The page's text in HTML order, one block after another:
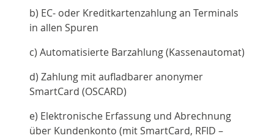
b) EC- oder Kreditkartenzahlung an Terminals
in allen Spuren
c) Automatisierte Barzahlung (Kassenautomat)
d) Zahlung mit aufladbarer anonymer
SmartCard (OSCARD)
e) Elektronische Erfassung und Abrechnung
über Kundenkonto (mit SmartCard, RFID –